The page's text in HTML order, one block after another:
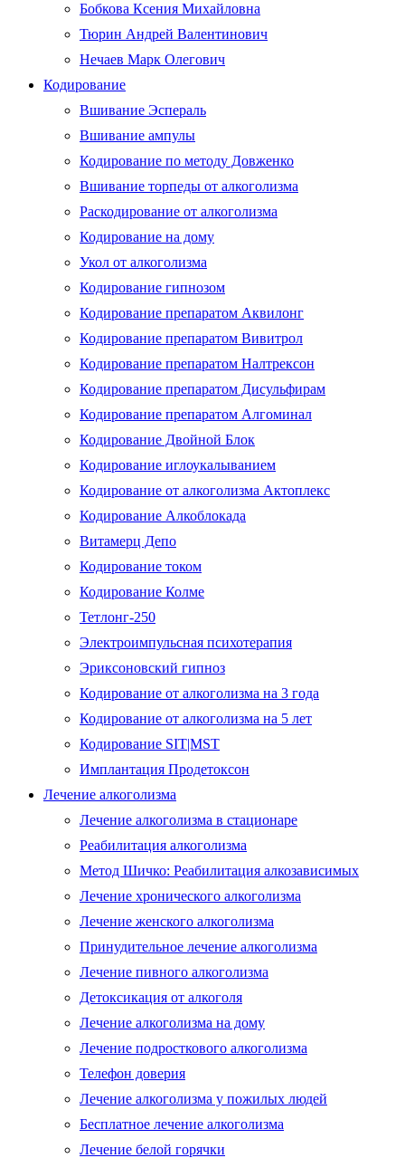
Бобкова Ксения Михайловна
Тюрин Андрей Валентинович
Нечаев Марк Олегович
Кодирование
Вшивание Эспераль
Вшивание ампулы
Кодирование по методу Довженко
Вшивание торпеды от алкоголизма
Раскодирование от алкоголизма
Кодирование на дому
Укол от алкоголизма
Кодирование гипнозом
Кодирование препаратом Аквилонг
Кодирование препаратом Вивитрол
Кодирование препаратом Налтрексон
Кодирование препаратом Дисульфирам
Кодирование препаратом Алгоминал
Кодирование Двойной Блок
Кодирование иглоукалыванием
Кодирование от алкоголизма Актоплекс
Кодирование Алкоблокада
Витамерц Депо
Кодирование током
Кодирование Колме
Тетлонг-250
Электроимпульсная психотерапия
Эриксоновский гипноз
Кодирование от алкоголизма на 3 года
Кодирование от алкоголизма на 5 лет
Кодирование SIT|MST
Имплантация Продетоксон
Лечение алкоголизма
Лечение алкоголизма в стационаре
Реабилитация алкоголизма
Метод Шичко: Реабилитация алкозависимых
Лечение хронического алкоголизма
Лечение женского алкоголизма
Принудительное лечение алкоголизма
Лечение пивного алкоголизма
Детоксикация от алкоголя
Лечение алкоголизма на дому
Лечение подросткового алкоголизма
Телефон доверия
Лечение алкоголизма у пожилых людей
Бесплатное лечение алкоголизма
Лечение белой горячки